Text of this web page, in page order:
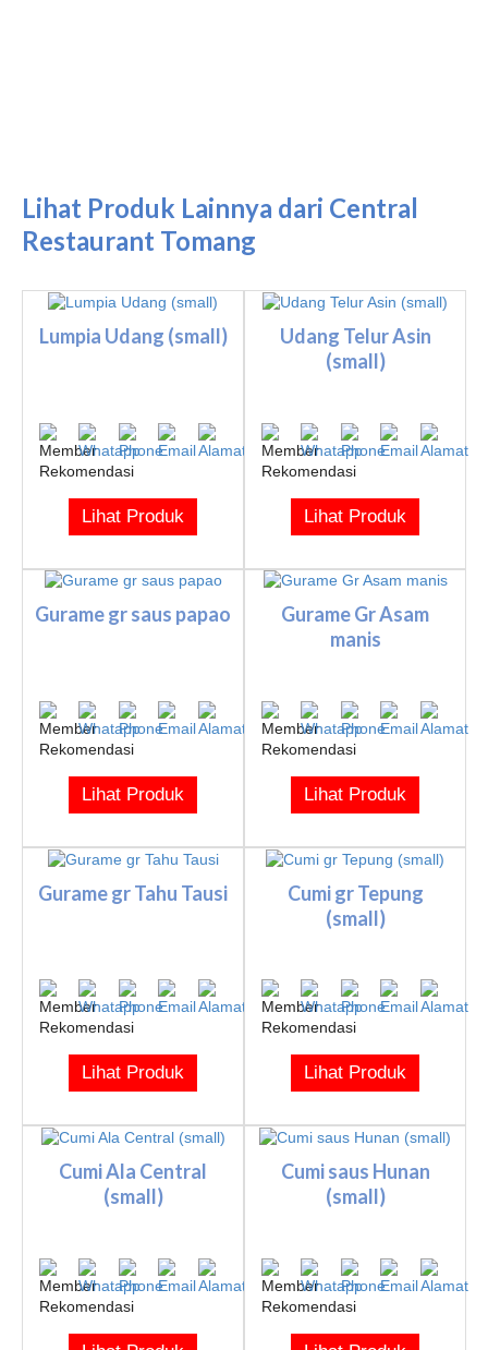
Lihat Produk Lainnya dari Central
Restaurant Tomang
Lumpia Udang (small)
Lihat Produk
Udang Telur Asin
(small)
Lihat Produk
Gurame gr saus papao
Lihat Produk
Gurame Gr Asam
manis
Lihat Produk
Gurame gr Tahu Tausi
Lihat Produk
Cumi gr Tepung
(small)
Lihat Produk
Cumi Ala Central
(small)
Cumi saus Hunan
(small)